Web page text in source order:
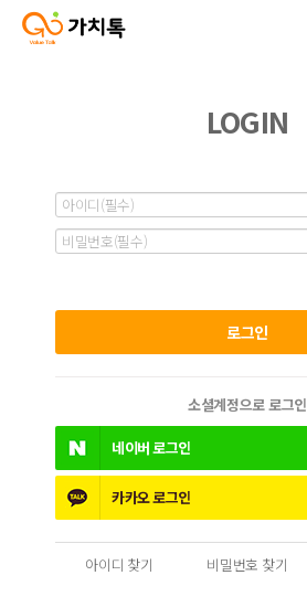
LOGIN
소셜계정으로 로그인
네이버로그인
카카오로그인
아이디 찾기 비밀번호 찾기